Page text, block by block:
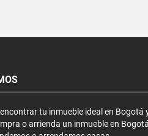
tu inmueble ideal en Bogotá
o arrienda un inmueble en